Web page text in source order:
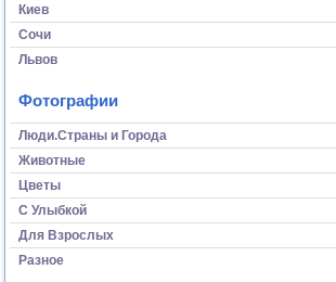
Киев
Сочи
Львов
Фотографии
Люди.Страны и Города
Животные
Цветы
С Улыбкой
Для Взрослых
Разное